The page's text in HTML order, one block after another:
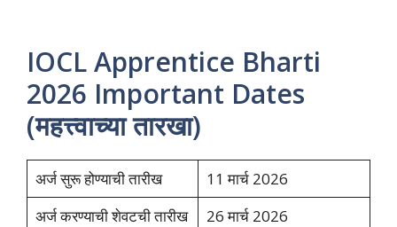
IOCL Apprentice Bharti
2026 Important Dates
(महत्त्वाच्या तारखा)
अर्ज सुरू होण्याची तारीख
11 मार्च 2026
अर्ज करण्याची शेवटची तारीख
26 मार्च 2026